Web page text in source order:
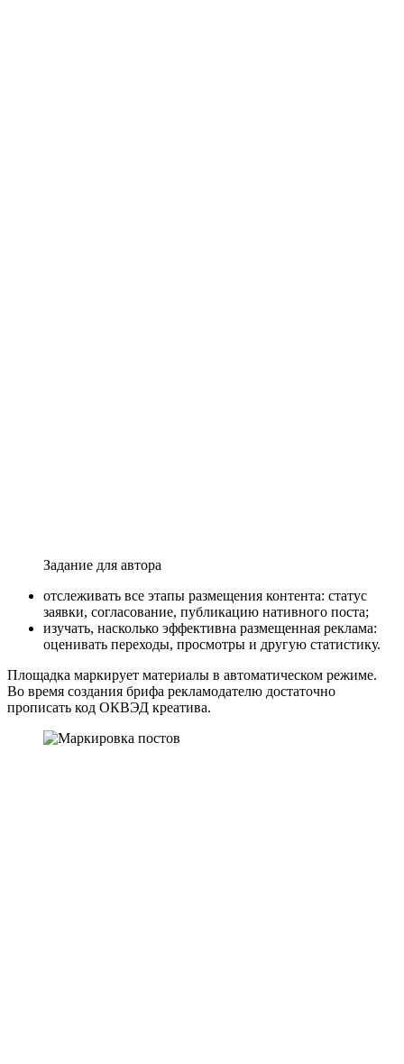
Задание для автора
отслеживать все этапы размещения контента: статус
заявки, согласование, публикацию нативного поста;
изучать, насколько эффективна размещенная реклама:
оценивать переходы, просмотры и другую статистику.
Площадка маркирует материалы в автоматическом режиме.
Во время создания брифа рекламодателю достаточно
прописать код ОКВЭД креатива.